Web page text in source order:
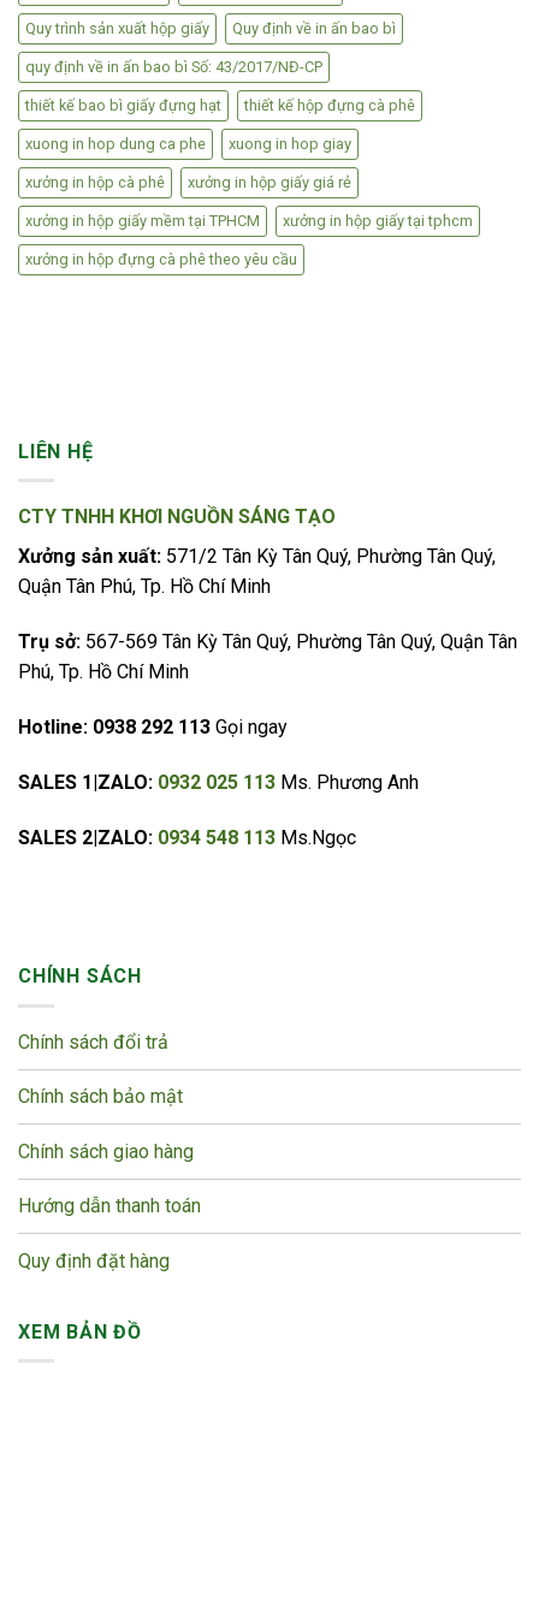
Quy trình sản xuất hộp giấy Quy định về in ấn bao bì
quy định về in ấn bao bì Số: 43/2017/NĐ-CP
thiết kế bao bì giấy đựng hạt thiết kế hộp đựng cà phê
xuong in hop dung ca phe xuong in hop giay
xưởng in hộp cà phê xưởng in hộp giấy giá rẻ
xưởng in hộp giấy mềm tại TPHCM xưởng in hộp giấy tại tphcm
xưởng in hộp đựng cà phê theo yêu cầu
LIÊN HỆ
CTY TNHH KHƠI NGUỒN SÁNG TẠO
Xưởng sản xuất: 571/2 Tân Kỳ Tân Quý, Phường Tân Quý,
Quận Tân Phú, Tp. Hồ Chí Minh
Trụ sở: 567-569 Tân Kỳ Tân Quý, Phường Tân Quý, Quận Tân
Phú, Tp. Hồ Chí Minh
Hotline: 0938 292 113 Gọi ngay
SALES 1|ZALO: 0932 025 113 Ms. Phương Anh
SALES 2|ZALO: 0934 548 113 Ms.Ngọc
CHÍNH SÁCH
Chính sách đổi trả
Chính sách bảo mật
Chính sách giao hàng
Hướng dẫn thanh toán
Quy định đặt hàng
XEM BẢN ĐỒ